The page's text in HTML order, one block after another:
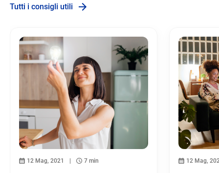
Tutti i consigli utili
12 Mag, 2021 7 min 12 Mag,